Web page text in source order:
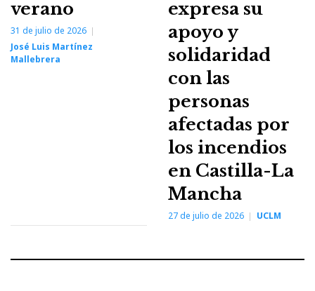
verano
31 de julio de 2026
José Luis Martínez
Mallebrera
expresa su
apoyo y
solidaridad
con las
personas
afectadas por
los incendios
en Castilla-La
Mancha
27 de julio de 2026 UCLM